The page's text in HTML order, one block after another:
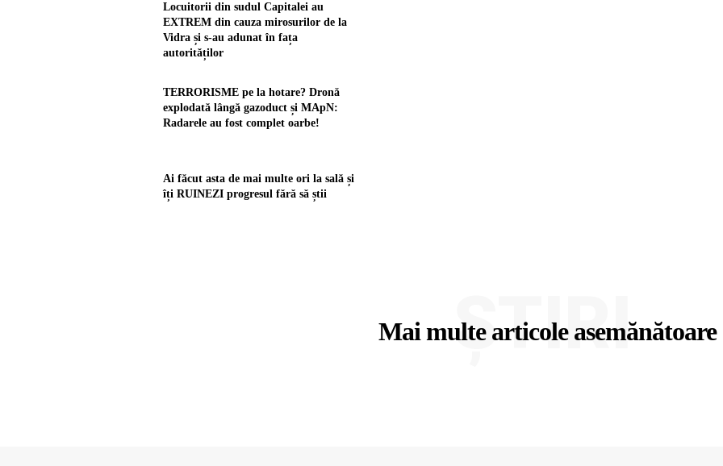
Locuitorii din sudul Capitalei au
EXTREM din cauza mirosurilor de la
Vidra și s-au adunat în fața
autorităților
TERRORISME pe la hotare? Dronă
explodată lângă gazoduct și MApN:
Radarele au fost complet oarbe!
Ai făcut asta de mai multe ori la sală și
îți RUINEZI progresul fără să știi
Mai multe articole asemănătoare
ȘTIRI